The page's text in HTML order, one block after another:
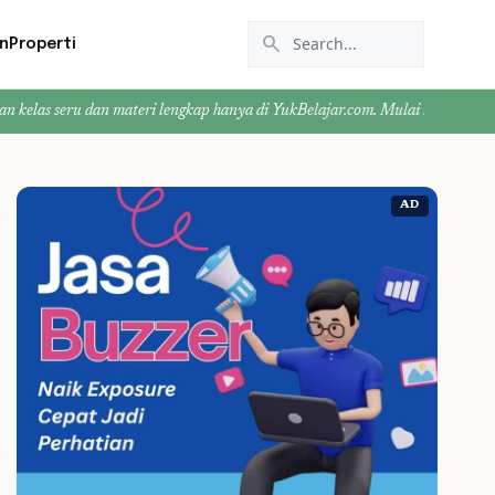
Properti search
dan materi lengkap hanya di YukBelajar.com. Mulai langkah suksesmu
AD